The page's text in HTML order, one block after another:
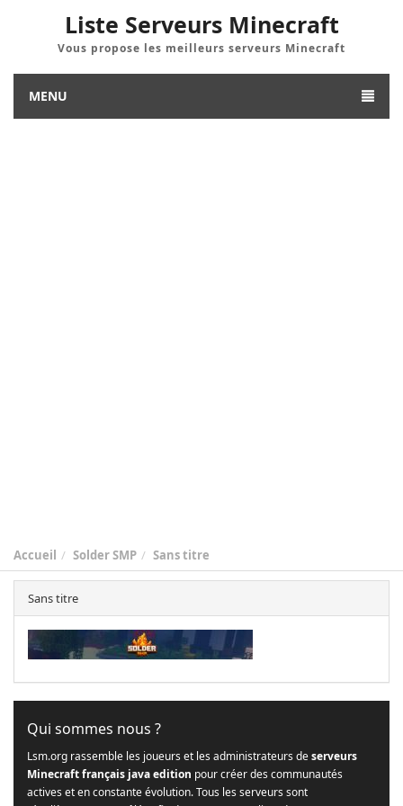
Liste Serveurs Minecraft
Vous propose les meilleurs serveurs Minecraft
MENU
Accueil Solder SMP Sans titre
Sans titre
Qui sommes nous ?
Lsm.org rassemble les joueurs et les administrateurs deserveurs
Minecraft français java edition pour créer des communautés
actives et en constante évolution. Tous les serveurs sont